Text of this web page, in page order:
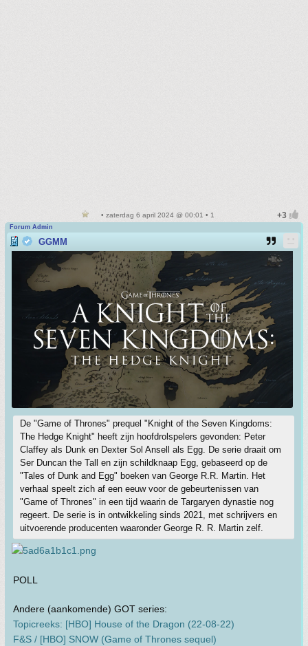
• zaterdag 6 april 2024 @ 00:01 • 1
Forum Admin
GGMM
De "Game of Thrones" prequel "Knight of the Seven Kingdoms:
The Hedge Knight" heeft zijn hoofdrolspelers gevonden: Peter
Claffey als Dunk en Dexter Sol Ansell als Egg. De serie draait om
Ser Duncan the Tall en zijn schildknaap Egg, gebaseerd op de
"Tales of Dunk and Egg" boeken van George R.R. Martin. Het
verhaal speelt zich af een eeuw voor de gebeurtenissen van
"Game of Thrones" in een tijd waarin de Targaryen dynastie nog
regeert. De serie is in ontwikkeling sinds 2021, met schrijvers en
uitvoerende producenten waaronder George R. R. Martin zelf.
POLL
Andere (aankomende) GOT series:
Topicreeks: [HBO] House of the Dragon (22-08-22)
F&S / [HBO] SNOW (Game of Thrones sequel)